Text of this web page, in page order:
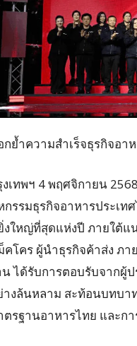
กย้ำความสำเร็จธุรกิจอา
งเทพฯ 4 พฤศจิกายน
กรรมธุรกิจอาหารประเท
งใหญ่ที่สุดแห่งปี ภายใต้แ
คโคร ผู้นำธุรกิจค้าส่ง ภ
น ได้รับการตอบรับจากผู้
างล้นหลาม สะท้อนบทบา
ตรฐานอาหารไทย และก